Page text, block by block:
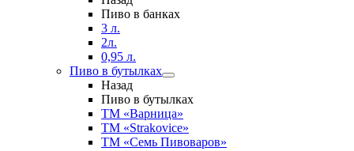
Пиво в банках
3 л.
2л.
0,95 л.
Пиво в бутылках
Назад
Пиво в бутылках
ТМ «Варница»
ТМ «Strakovice»
ТМ «Семь Пивоваров»